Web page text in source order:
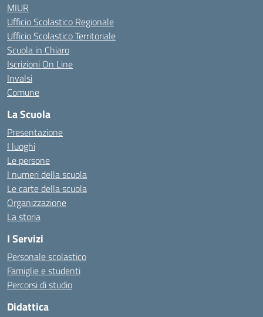
MIUR
Ufficio Scolastico Regionale
Ufficio Scolastico Territoriale
Scuola in Chiaro
Iscrizioni On Line
Invalsi
Comune
La Scuola
Presentazione
I luoghi
Le persone
I numeri della scuola
Le carte della scuola
Organizzazione
La storia
I Servizi
Personale scolastico
Famiglie e studenti
Percorsi di studio
Didattica